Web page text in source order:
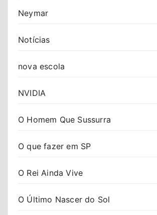
Neymar
Notícias
nova escola
NVIDIA
O Homem Que Sussurra
O que fazer em SP
O Rei Ainda Vive
O Último Nascer do Sol